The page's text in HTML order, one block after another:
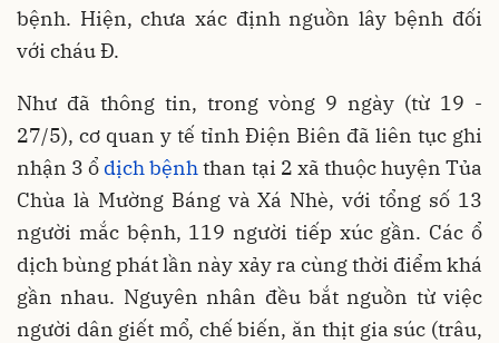
bệnh. Hiện, chưa xác định nguồn lây bệnh đối
với cháu Đ.
Như đã thông tin, trong vòng 9 ngày (từ 19 -
27/5), cơ quan y tế tỉnh Điện Biên đã liên tục ghi
nhận 3 ổ dịch bệnhthan tại 2 xã thuộc huyện Tủa
Chùa là Mường Báng và Xá Nhè, với tổng số 13
người mắc bệnh, 119 người tiếp xúc gần. Các ổ
dịch bùng phát lần này xảy ra cùng thời điểm khá
gần nhau. Nguyên nhân đều bắt nguồn từ việc
người dân giết mổ, chế biến, ăn thịt gia súc (trâu,